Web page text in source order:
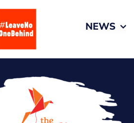
NEWS